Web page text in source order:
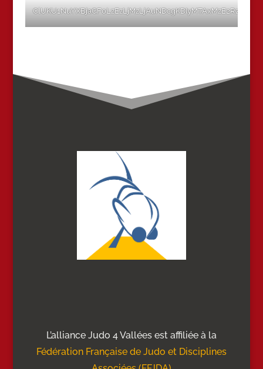
L’alliance Judo 4 Vallées est affiliée à la
Fédération Française de Judo et Disciplines